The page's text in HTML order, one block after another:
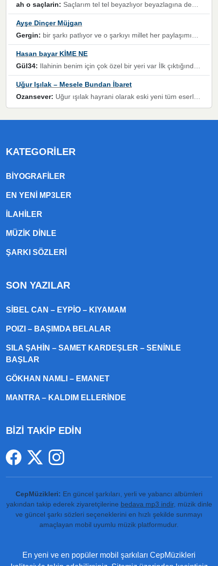
ah o saçlarin: Saçlarım tel tel beyazlıyor beyazlagına degil yanımda sen yoksun ona üzülüyorum günler bir bir geçiyor geçen günlere değil sensiz geçen günlere darılıyorum,Dinledikce asla kavusamayacagim ama asla unutamicagim sevdiğim adam için yanar içim
Ayşe Dinçer Müjgan
Gergin: bir şarkı patlıyor ve o şarkıyı millet her paylaşımın altına koyuyor ve öyle bir durum hal alıyor ki şarkıyı dinlemeden şarkıdan bikıyorsun Ama bu enteresan bir şekilde dillere dolanıyor millet olarak seviyoruz dertlerle boğuşurken bir yandan da göbek atmayi))) diyeceklerim bu kadar güzel hoş bir sayfa emeğinize sağlık arkadaşlar kolay gelsin
Hasan bayar KİME NE
Gül34: Ilahinin benim için çok özel bir yeri var İlk çıktığında komşum ne kadar yüksek sesle dinliyorsa orada duymuştum ve YouTube'dan aratıp Bu ilahiyi bulmuştum ve sonra müdavimi oldum günlük Ben de 3-5 kere dinleyip ezberleyip artık ilahiye bende eşlik ediyorum yüksek sesle Allah razı olsun hizmet nimettir Rabbim sizin zahmetlerinize de hayırlı nimetler versin Selam ve dua ile Allah'a emanet olun
Uğur Işılak – Mesele Bundan İbaret
Ozansever: Uğur ışılak hayrani olarak eski yeni tüm eserlerini keyifle huzurla dinleyenlerden birisiyim, emeğine saygı duyan gönül veren bunu en güzel şekilde sevenlerine ulaştıran siz değerli sayfa yöneticilerine de teşekkür ederim
KATEGORILER
BIYOGRAFILER
EN YENI MP3LER
ILAHILER
MÜZIK DINLE
ŞARKI SÖZLERI
SON YAZILAR
SIBEL CAN – EYPIO – KIYAMAM
POIZI – BAŞIMDA BELALAR
SILA ŞAHIN – SAMET KARDEŞLER – SENINLE
BAŞLAR
GÖKHAN NAMLI – EMANET
MANTRA – KALDIM ELLERINDE
BİZİ TAKİP EDİN
CepMüzikleri: En güncel şarkıları, yerli ve yabancı albümleri
yakından takip ederek ziyaretçilerine bedava mp3 indir, müzik dinle
ve güncel şarkı sözleri seçeneklerini en hızlı şekilde sunmayı
amaçlayan mobil uyumlu müzik platformudur.
En yeni ve en popüler mobil şarkıları CepMüzikleri